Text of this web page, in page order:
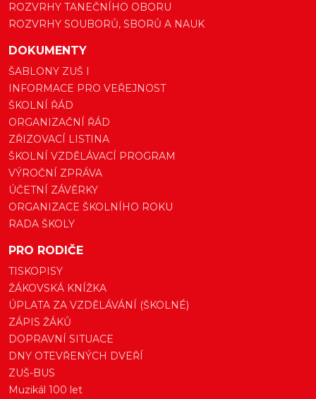
ROZVRHY TANEČNÍHO OBORU
ROZVRHY SOUBORŮ, SBORŮ A NAUK
DOKUMENTY
ŠABLONY ZUŠ I
INFORMACE PRO VEŘEJNOST
ŠKOLNÍ ŘÁD
ORGANIZAČNÍ ŘÁD
ZŘIZOVACÍ LISTINA
ŠKOLNÍ VZDĚLÁVACÍ PROGRAM
VÝROČNÍ ZPRÁVA
ÚČETNÍ ZÁVĚRKY
ORGANIZACE ŠKOLNÍHO ROKU
RADA ŠKOLY
PRO RODIČE
TISKOPISY
ŽÁKOVSKÁ KNÍŽKA
ÚPLATA ZA VZDĚLÁVÁNÍ (ŠKOLNÉ)
ZÁPIS ŽÁKŮ
DOPRAVNÍ SITUACE
DNY OTEVŘENÝCH DVEŘÍ
ZUŠ-BUS
Muzikál 100 let